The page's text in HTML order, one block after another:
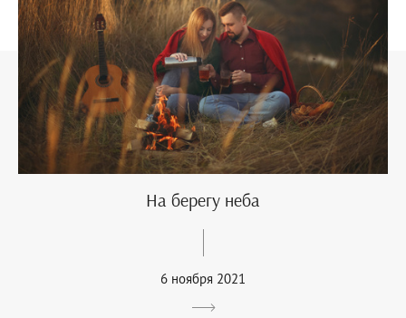
На берегу неба
6 ноября 2021